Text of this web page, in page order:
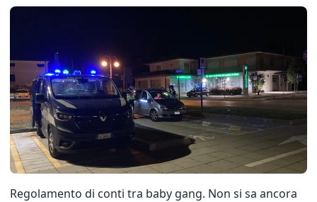
Regolamento di conti tra baby gang. Non si sa ancora